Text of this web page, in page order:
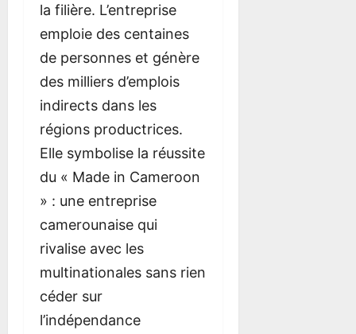
la filière. L’entreprise
emploie des centaines
de personnes et génère
des milliers d’emplois
indirects dans les
régions productrices.
Elle symbolise la réussite
du « Made in Cameroon
» : une entreprise
camerounaise qui
rivalise avec les
multinationales sans rien
céder sur
l’indépendance